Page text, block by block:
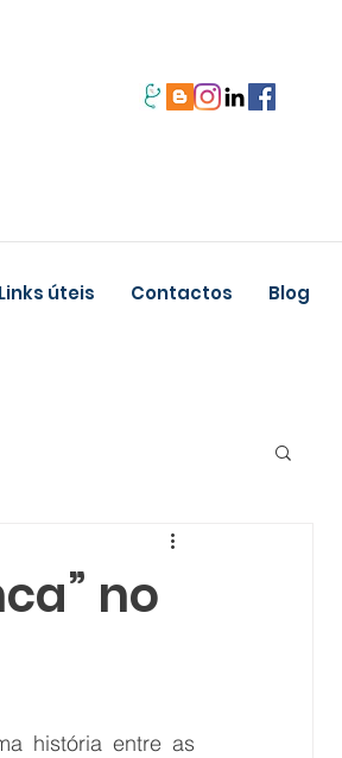
Links úteis Contactos Blog
no
história entre as